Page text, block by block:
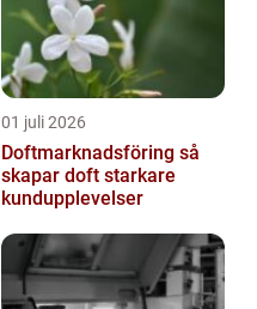
01 juli 2026
Doftmarknadsföring så
skapar doft starkare
kundupplevelser